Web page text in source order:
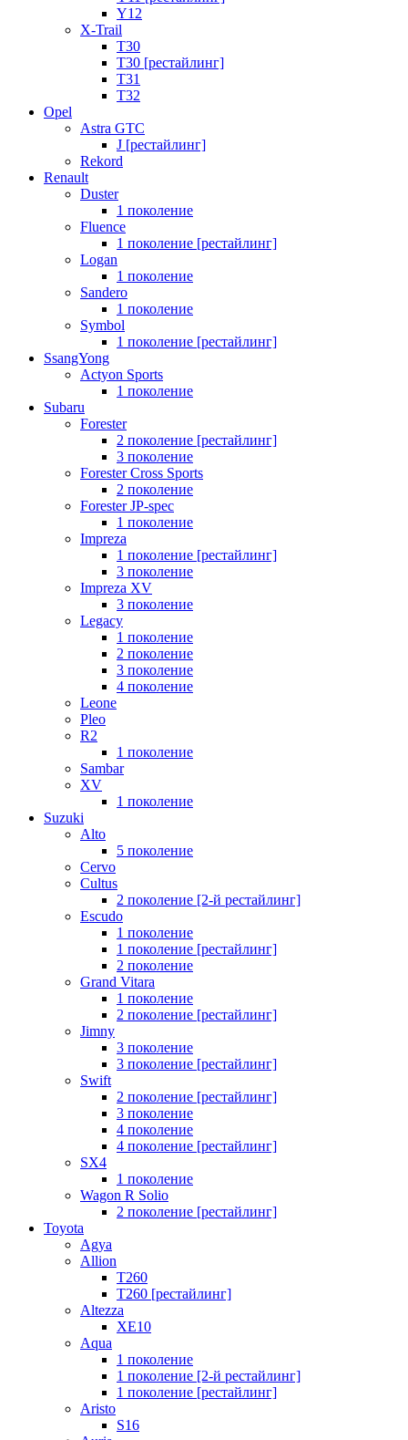
Y12
X-Trail
T30
T30 [рестайлинг]
T31
T32
Opel
Astra GTC
J [рестайлинг]
Rekord
Renault
Duster
1 поколение
Fluence
1 поколение [рестайлинг]
Logan
1 поколение
Sandero
1 поколение
Symbol
1 поколение [рестайлинг]
SsangYong
Actyon Sports
1 поколение
Subaru
Forester
2 поколение [рестайлинг]
3 поколение
Forester Cross Sports
2 поколение
Forester JP-spec
1 поколение
Impreza
1 поколение [рестайлинг]
3 поколение
Impreza XV
3 поколение
Legacy
1 поколение
2 поколение
3 поколение
4 поколение
Leone
Pleo
R2
1 поколение
Sambar
XV
1 поколение
Suzuki
Alto
5 поколение
Cervo
Cultus
2 поколение [2-й рестайлинг]
Escudo
1 поколение
1 поколение [рестайлинг]
2 поколение
Grand Vitara
1 поколение
2 поколение [рестайлинг]
Jimny
3 поколение
3 поколение [рестайлинг]
Swift
2 поколение [рестайлинг]
3 поколение
4 поколение
4 поколение [рестайлинг]
SX4
1 поколение
Wagon R Solio
2 поколение [рестайлинг]
Toyota
Agya
Allion
T260
T260 [рестайлинг]
Altezza
XE10
Aqua
1 поколение
1 поколение [2-й рестайлинг]
1 поколение [рестайлинг]
Aristo
S16